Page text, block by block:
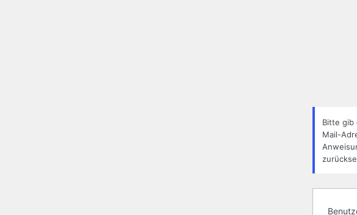
Bitte gib
Mail-